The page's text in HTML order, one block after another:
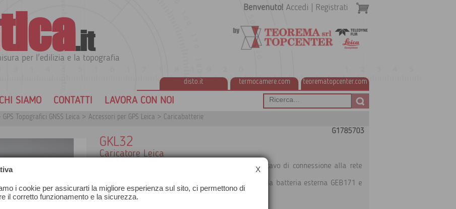
.it
per l'edilizia e la topografia
disto.it termocamere.com teorematopcenter.com
Benvenuto! Accedi Registrati
SIAMO CONTATTI LAVORA CON NOI
GPS Topografici GNSS Leica > Accessori per GPS Leica > Caricabatterie
G1785703
GKL32
Caricatore Leica
Il caricatore GKL32 è corredato del corrispondente cavo di connessione alla rete
Il GKL32 è progettato principalmente per ricaricare la batteria esterna GEB171 e
tutte le batterie con la presa a 5-pin.
Consente la ricarica di una sola batteria per volta.
X
i cookie per assicurarti la migliore esperienza sul sito, ci permettono di
il corretto funzionamento e la sicurezza.